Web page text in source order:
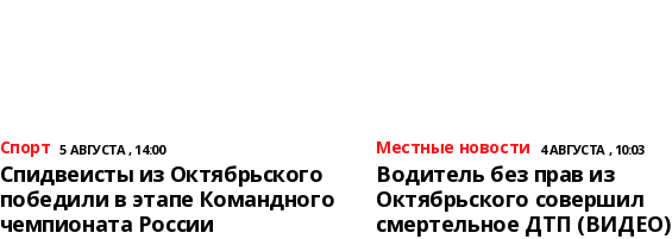
Спорт 5 АВГУСТА , 14:00
Спидвеисты из Октябрьского
победили в этапе Командного
чемпионата России
Местные новости 4 АВГУСТА , 10:03
Водитель без прав из
Октябрьского совершил
смертельное ДТП (ВИДЕО)